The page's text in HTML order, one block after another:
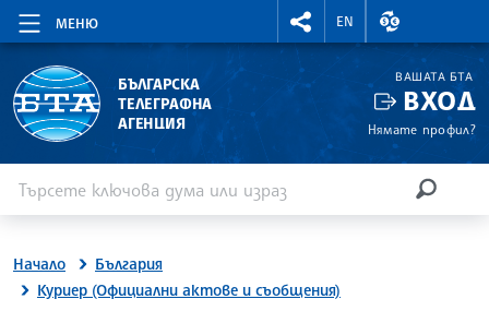
МЕНЮ
RIGHTMENU.SOCIAL
EN
ВАЛУТНИ
БЪЛГАРСКА
ТЕЛЕГРАФНА
АГЕНЦИЯ
ВАШАТА БТА
ВХОД
Нямате профил?
Начало
България
Куриер (Официални актове и съобщения)